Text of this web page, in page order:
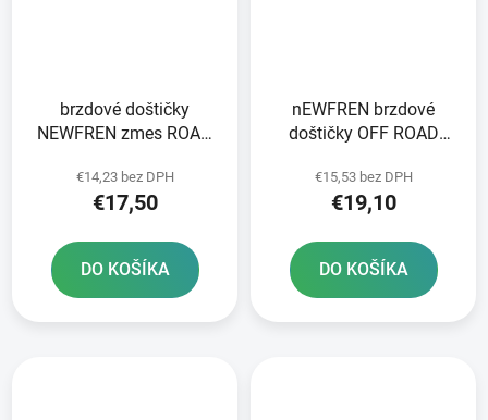
brzdové doštičky
NEWFREN zmes ROAD
v balení
€14,23 bez DPH
€17,50
DO KOŠÍKA
nEWFREN brzdové
doštičky OFF ROAD
balení
€15,53 bez DPH
€19,10
DO KOŠÍKA